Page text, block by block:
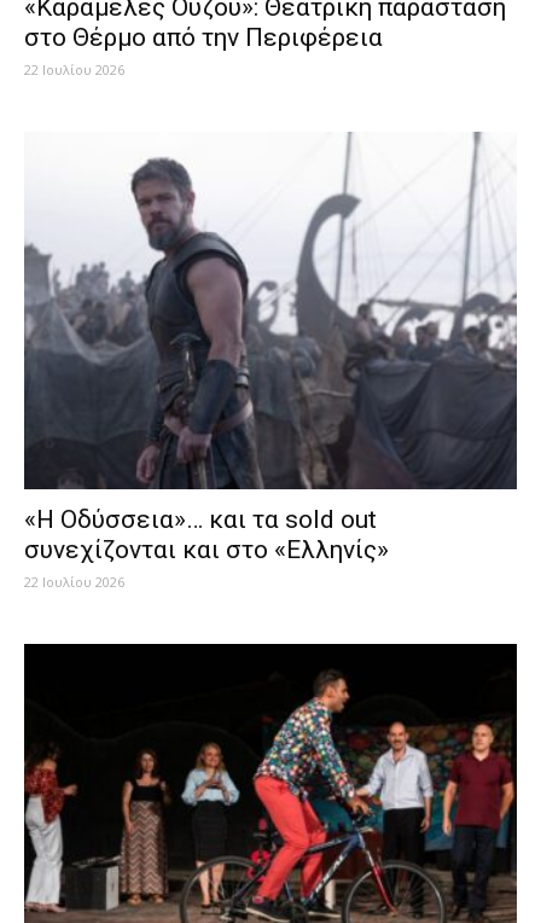
«Καραμέλες Ούζου»: Θεατρική παράσταση
στο Θέρμο από την Περιφέρεια
22 Ιουλίου 2026
«Η Οδύσσεια»… και τα sold out
συνεχίζονται και στο «Ελληνίς»
22 Ιουλίου 2026